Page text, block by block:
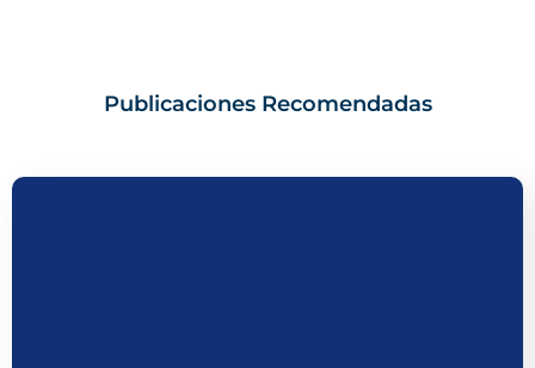
Publicaciones Recomendadas